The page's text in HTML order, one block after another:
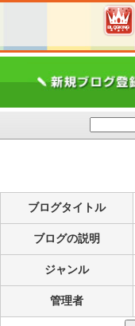
ブログタイトル
ブログの説明
ジャンル
管理者